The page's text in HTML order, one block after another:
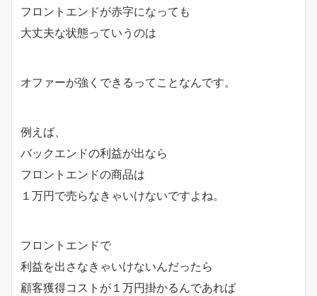
フロントエンドが赤字になっても
大丈夫な状態っていうのは
オファーが強くできるってことなんです。
例えば、
バックエンドの利益が出なら
フロントエンドの商品は
１万円で売らなきゃいけないですよね。
フロントエンドで
利益を出さなきゃいけないんだったら
顧客獲得コストが１万円掛かるんであれば